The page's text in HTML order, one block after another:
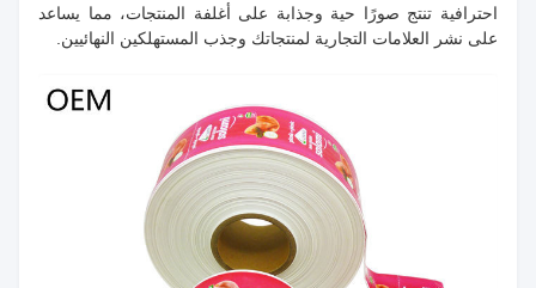
احترافية تنتج صورًا حية وجذابة على أغلفة المنتجات، مما يساعد
على نشر العلامات التجارية لمنتجاتك وجذب المستهلكين النهائيين.